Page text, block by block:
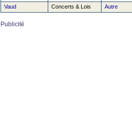
Vaud
Concerts & Lois Autre
Publicité